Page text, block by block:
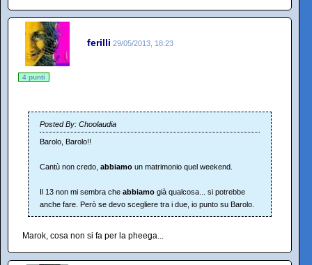
ferilli 29/05/2013, 18:23
4 punti
Posted By: Choolaudia
Barolo, Barolo!!
Cantù non credo, abbiamo un matrimonio quel weekend.
Il 13 non mi sembra che abbiamo già qualcosa... si potrebbe
anche fare. Però se devo scegliere tra i due, io punto su Barolo.
Marok, cosa non si fa per la pheega...